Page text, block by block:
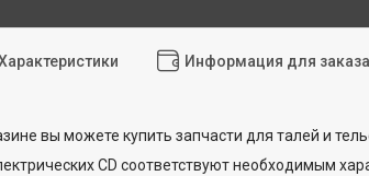
Информация для заказа
вы можете купить запчасти для талей и
CD соответствуют необходимым